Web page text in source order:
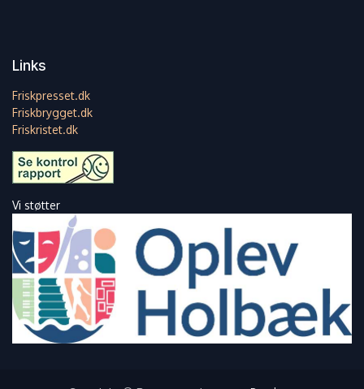
Links
Friskpresset.dk
Friskbrygget.dk
Friskristet.dk
Vi støtter